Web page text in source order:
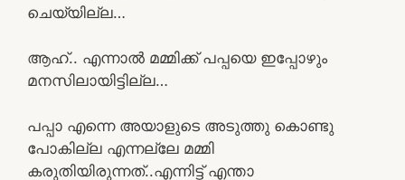
ചെയ്യില്ല…
ആഹ്.. എന്നാൽ മമ്മിക്ക് പപ്പയെ ഇപ്പോഴും
മനസിലായിട്ടില്ല…
പപ്പാ എന്നെ അയാളുടെ അടുത്തു കൊണ്ടു
പോകില്ല എന്നല്ലേ മമ്മി
കരുതിയിരുന്നത്..എന്നിട്ട് എന്താ